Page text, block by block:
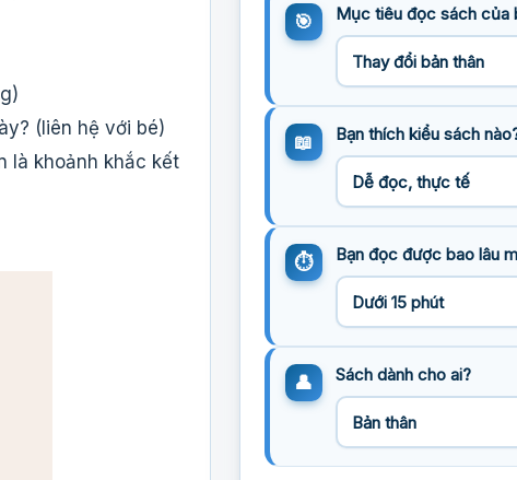
(liên hệ với bé)
là khoảnh khắc kết
Mục tiêu đọc sách của
Bạn thích kiểu sách
Bạn đọc được bao lâu
Sách dành cho ai?